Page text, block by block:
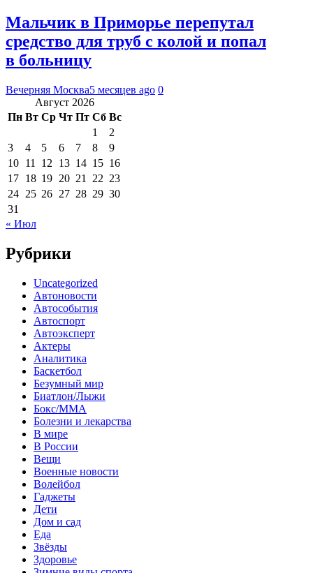
Мальчик в Приморье перепутал
средство для труб с колой и попал
в больницу
Вечерняя Москва5 месяцев ago 0
Август 2026
Пн Вт Ср Чт Пт Сб Вс
1
2
3
4 5 6 7 8
9
10 11 12 13 14 15 16
17 18 19 20 21 22 23
24 25 26 27 28 29 30
31
« Июл
Рубрики
Uncategorized
Автоновости
Автособытия
Автоспорт
Автоэксперт
Актеры
Аналитика
Баскетбол
Безумный мир
Биатлон/Лыжи
Бокс/MMA
Болезни и лекарства
В мире
В России
Вещи
Военные новости
Волейбол
Гаджеты
Дети
Дом и сад
Еда
Звёзды
Здоровье